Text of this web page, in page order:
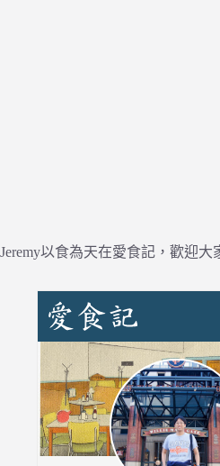
Jeremy以食為天在愛食記，歡迎大